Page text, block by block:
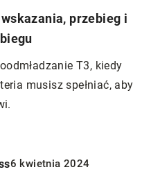
przebieg i
T3, kiedy
musisz spełniać, aby
6 kwietnia 2024
online: Nowa era
Wraz z rozwojem internetu,